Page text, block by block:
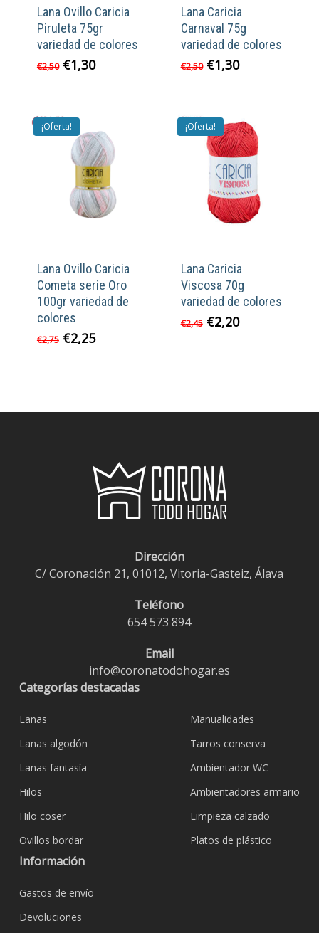
Lana Ovillo Caricia
Piruleta 75gr
variedad de colores
€2,50 El
€2,50.
€1,30El
Lana Caricia
Carnaval 75g
variedad de colores
€2,50 El
€2,50.
€1,30El
€1,30.
¡Oferta!
Lana Ovillo Caricia
Cometa serie Oro
100gr variedad de
colores
€2,75 El
€2,25El
¡Oferta!
Lana Caricia
Viscosa 70g
variedad de colores
€2,45 El
€2,20El
Dirección
C/ Coronación 21, 01012, Vitoria-Gasteiz, Álava
Teléfono
654 573 894
Email
info@coronatodohogar.es
Categorías destacadas
Lanas
Lanas algodón
Lanas fantasía
Hilos
Hilo coser
Ovillos bordar
Manualidades
Tarros conserva
Ambientador WC
Ambientadores armario
Limpieza calzado
Platos de plástico
Información
Gastos de envío
Devoluciones